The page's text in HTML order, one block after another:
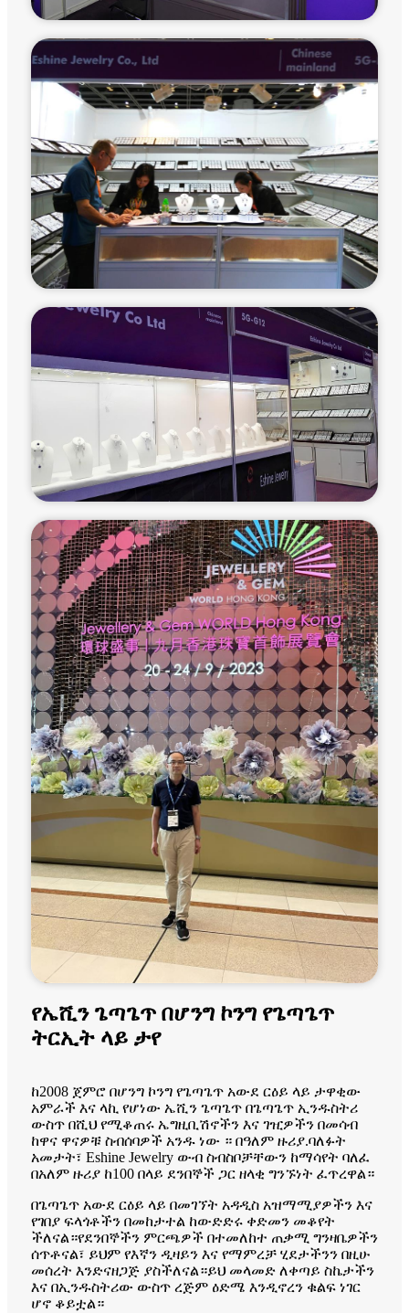
የኤሺን ጌጣጌጥ በሆንግ ኮንግ የጌጣጌጥ
ትርኢት ላይ ታየ
ከ2008 ጀምሮ በሆንግ ኮንግ የጌጣጌጥ አውደ ርዕይ ላይ ታዋቂው
አምራች እና ላኪ የሆነው ኤሺን ጌጣጌጥ በጌጣጌጥ ኢንዱስትሪ
ውስጥ በሺህ የሚቆጠሩ ኤግዚቢሽኖችን እና ገዢዎችን በመሳብ
ከዋና ዋናዎቹ ስብሰባዎች አንዱ ነው ። በዓለም ዙሪያ.ባለፉት
አመታት፣ Eshine Jewelry ውብ ስብስቦቻቸውን ከማሳየት ባለፈ
በአለም ዙሪያ ከ100 በላይ ደንበኞች ጋር ዘላቂ ግንኙነት ፈጥረዋል።
በጌጣጌጥ አውደ ርዕይ ላይ በመገኘት አዳዲስ አዝማሚያዎችን እና
የገበያ ፍላጎቶችን በመከታተል ከውድድሩ ቀድመን መቆየት
ችለናል።የደንበኞችን ምርጫዎች በተመለከተ ጠቃሚ ግንዛቤዎችን
ሰጥቶናል፣ ይህም የእኛን ዲዛይን እና የማምረቻ ሂደታችንን በዚሁ
መሰረት እንድናዘጋጅ ያስችለናል።ይህ መላመድ ለቀጣይ ስኬታችን
እና በኢንዱስትሪው ውስጥ ረጅም ዕድሜ እንዲኖረን ቁልፍ ነገር
ሆኖ ቆይቷል።